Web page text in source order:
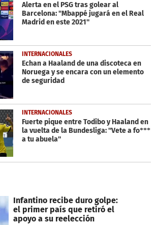
Alerta en el PSG tras golear al
Barcelona: ''Mbappé jugará en el Real
Madrid en este 2021''
INTERNACIONALES
Echan a Haaland de una discoteca en
Noruega y se encara con un elemento
de seguridad
INTERNACIONALES
Fuerte pique entre Todibo y Haaland en
la vuelta de la Bundesliga: ''Vete a fo***
a tu abuela''
Infantino recibe duro golpe:
el primer país que retiró el
apoyo a su reelección